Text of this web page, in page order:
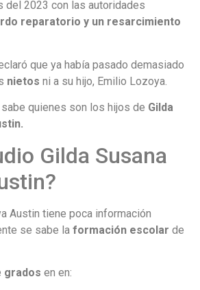
del 2023 con las autoridades
reparatorio y un resarcimiento
que ya había pasado demasiado
nietos ni a su hijo, Emilio Lozoya.
quienes son los hijos de Gilda
Gilda Susana
Austin tiene poca información
se sabe la formación escolar de
grados en en: